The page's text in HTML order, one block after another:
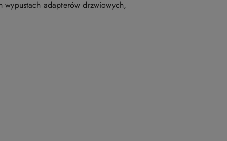
wypustach adapterów drzwiowych,